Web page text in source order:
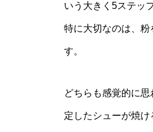
いう大きく5ステッ
特に大切なのは、
す。
どちらも感覚的に
定したシューが焼